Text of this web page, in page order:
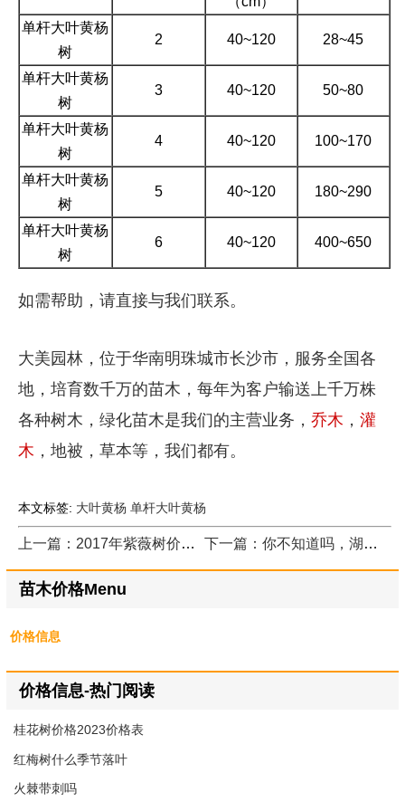
单杆大叶黄杨
树
2 40~120 28~45
单杆大叶黄杨
树
3 40~120 50~80
单杆大叶黄杨
树
4 40~120 100~170
单杆大叶黄杨
树
5 40~120 180~290
单杆大叶黄杨
树
6 40~120 400~650
如需帮助，请直接与我们联系。
大美园林，位于华南明珠城市长沙市，服务全国各
地，培育数千万的苗木，每年为客户输送上千万株
各种树木，绿化苗木是我们的主营业务， 乔木 ， 灌
木 ，地被，草本等，我们都有。
本文标签: 大叶黄杨 单杆大叶黄杨
上一篇：2017年紫薇树价格_市场最新报价 下一篇：你不知道吗，湖南的火焰绣线菊才是最多，价格最低
苗木价格Menu
价格信息
价格信息-热门阅读
桂花树价格2023价格表
红梅树什么季节落叶
火棘带刺吗